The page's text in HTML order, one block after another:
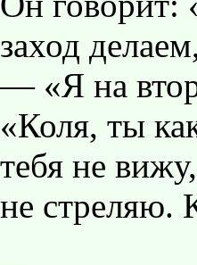
заход
— «Я на
«Коля, ты
тебя не
не стреляю.